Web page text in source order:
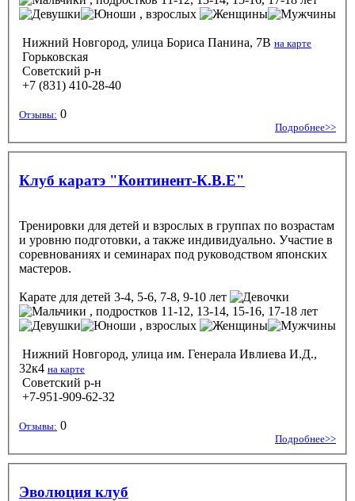
, взрослых
Нижний Новгород, улица Бориса Панина, 7В на карте
Горьковская
Советский р-н
+7 (831) 410-28-40
Отзывы: 0
Подробнее>>
Клуб каратэ "Континент-К.В.Е"
Тренировки для детей и взрослых в группах по возрастам
и уровню подготовки, а также индивидуально. Участие в
соревнованиях и семинарах под руководством японских
мастеров.
Карате для детей 3-4, 5-6, 7-8, 9-10 лет
, подростков 11-12, 13-14, 15-16, 17-18 лет
, взрослых
Нижний Новгород, улица им. Генерала Ивлиева И.Д.,
32к4 на карте
Советский р-н
+7-951-909-62-32
Отзывы: 0
Подробнее>>
Эволюция клуб